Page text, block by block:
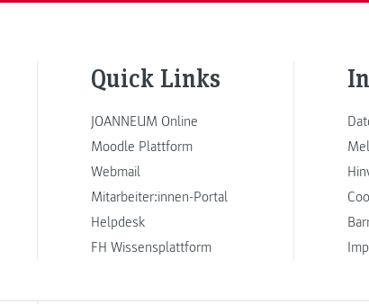
Quick Links
JOANNEUM Online
Moodle Plattform
Webmail
Mitarbeiter:innen-Portal
Helpdesk
FH Wissensplattform